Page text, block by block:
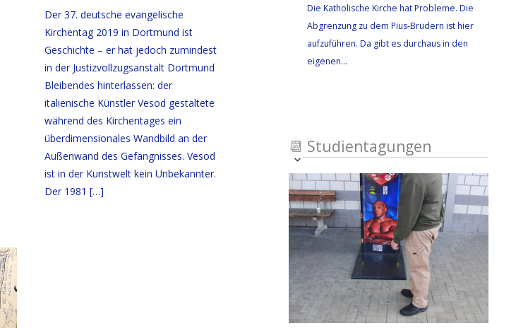
Der 37. deutsche evangelische
Kirchentag 2019 in Dortmund ist
Geschichte – er hat jedoch zumindest
in der Justizvollzugsanstalt Dortmund
Bleibendes hinterlassen: der
italienische Künstler Vesod gestaltete
während des Kirchentages ein
überdimensionales Wandbild an der
Außenwand des Gefängnisses. Vesod
ist in der Kunstwelt kein Unbekannter.
Der 1981 […]
Die Katholische Kirche hat Probleme. Die
Abgrenzung zu dem Pius-Brüdern ist hier
aufzuführen. Da gibt es durchaus in den
eigenen…
📆 Studientagungen
Ansichten-
Navigation
Veranstaltung
Ansichten-
Navigation
auswählen.
List
of
Veranstaltungen
in
Photo
View